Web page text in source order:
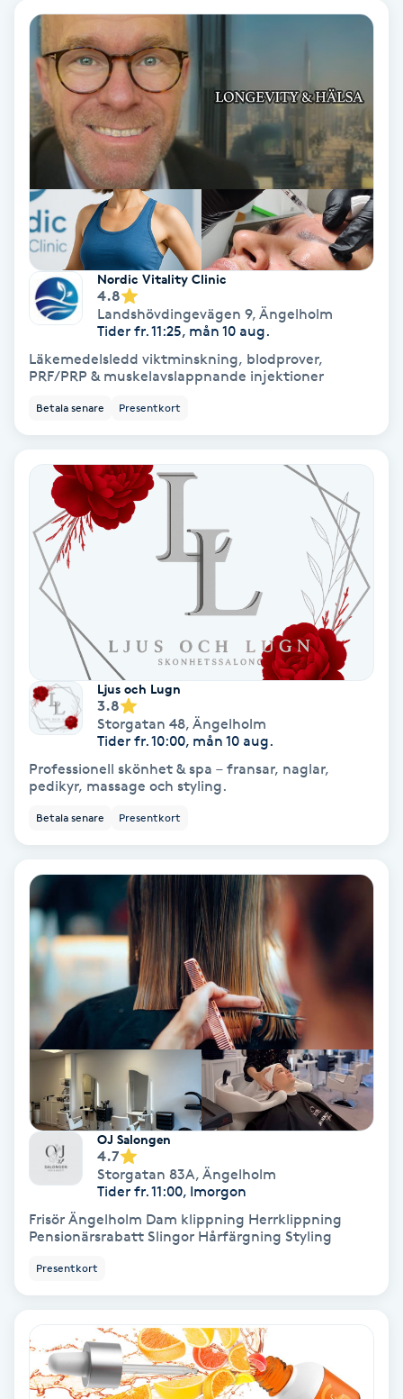
Ansiktsbehandling djuprengörande
Babylights
Balayage
Bambumassage
Barber
Barnklippning
Brynformning
Brynfärgning
Brynplockning
Bröllopsuppsättning
Celluliter
Coachning
Color correction
Damklippning
Dermapen
Diamantslipning
Enzympeeling
Extensions
Extensions borttagning
Eyeliner-tatuering
Face framing
Faceliftmassage
Nordic Vitality Clinic
4.8
Landshövdingevägen 9, Ängelholm
Tider fr. 11:25, mån 10 aug.
Läkemedelsledd viktminskning, blodprover,
PRF/PRP & muskelavslappnande injektioner
Betala senare Presentkort
Ljus och Lugn
3.8
Storgatan 48, Ängelholm
Tider fr. 10:00, mån 10 aug.
Professionell skönhet & spa – fransar, naglar,
pedikyr, massage och styling.
Betala senare Presentkort
OJ Salongen
4.7
Storgatan 83A, Ängelholm
Tider fr. 11:00, Imorgon
Frisör Ängelholm Dam klippning Herrklippning
Pensionärsrabatt Slingor Hårfärgning Styling
Presentkort